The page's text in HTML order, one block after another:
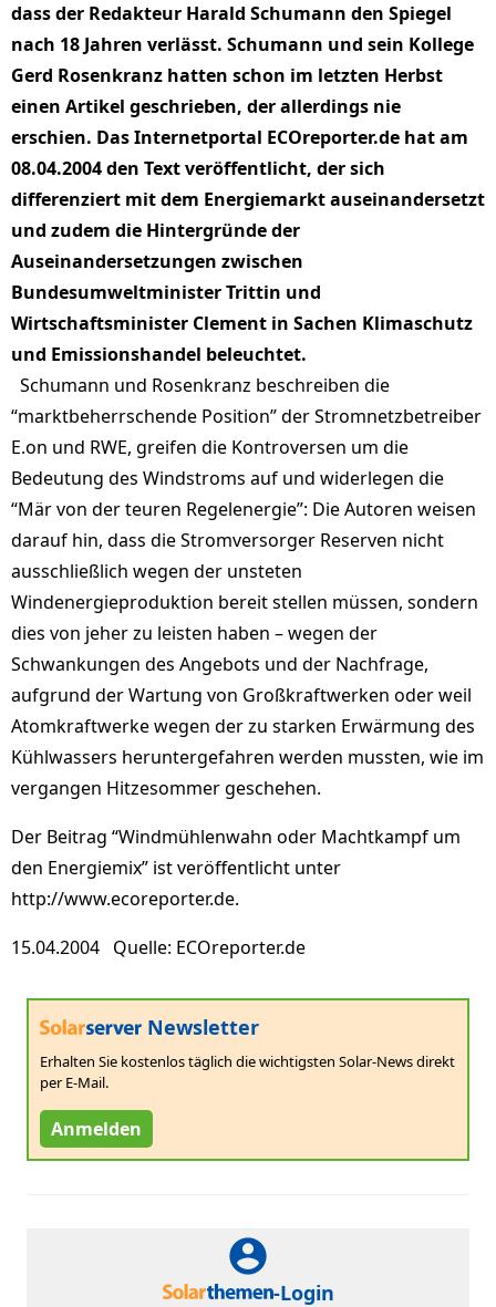
dass der Redakteur Harald Schumann den Spiegel
nach 18 Jahren verlässt. Schumann und sein Kollege
Gerd Rosenkranz hatten schon im letzten Herbst
einen Artikel geschrieben, der allerdings nie
erschien. Das Internetportal ECOreporter.de hat am
08.04.2004 den Text veröffentlicht, der sich
differenziert mit dem Energiemarkt auseinandersetzt
und zudem die Hintergründe der
Auseinandersetzungen zwischen
Bundesumweltminister Trittin und
Wirtschaftsminister Clement in Sachen Klimaschutz
und Emissionshandel beleuchtet.
Schumann und Rosenkranz beschreiben die
“marktbeherrschende Position” der Stromnetzbetreiber
E.on und RWE, greifen die Kontroversen um die
Bedeutung des Windstroms auf und widerlegen die
“Mär von der teuren Regelenergie”: Die Autoren weisen
darauf hin, dass die Stromversorger Reserven nicht
ausschließlich wegen der unsteten
Windenergieproduktion bereit stellen müssen, sondern
dies von jeher zu leisten haben – wegen der
Schwankungen des Angebots und der Nachfrage,
aufgrund der Wartung von Großkraftwerken oder weil
Atomkraftwerke wegen der zu starken Erwärmung des
Kühlwassers heruntergefahren werden mussten, wie im
vergangen Hitzesommer geschehen.
Der Beitrag “Windmühlenwahn oder Machtkampf um
den Energiemix” ist veröffentlicht unter
http://www.ecoreporter.de.
15.04.2004 Quelle: ECOreporter.de
Newsletter
Erhalten Sie kostenlos täglich die wichtigsten Solar-News direkt
per E-Mail.
Anmelden
-Login